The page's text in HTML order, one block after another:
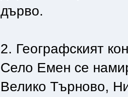
дърво.
2. Географският
Село Емен се
Велико Търново,